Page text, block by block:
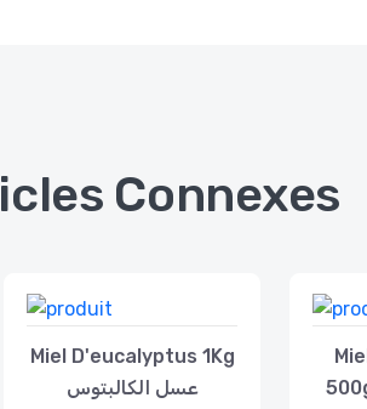
Connexes
Miel D'eucalyptus 1Kg
عسل الكالبتوس